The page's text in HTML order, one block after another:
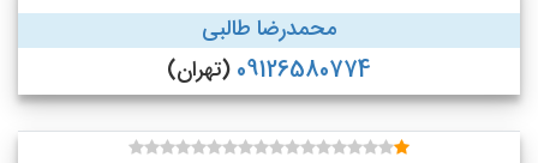
محمدرضا طالبی
09126580774 (تهران)